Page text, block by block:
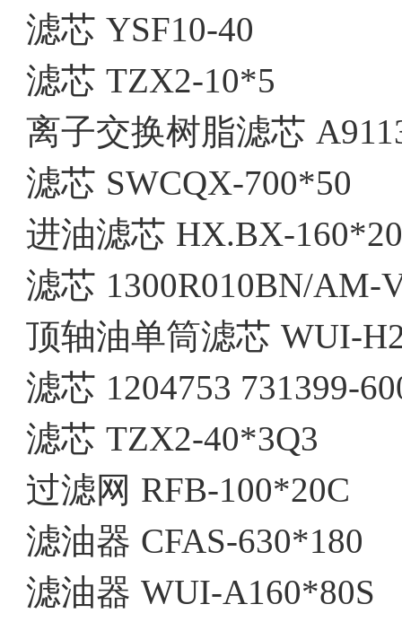
滤芯 YSF10-40
滤芯 TZX2-10*5
离子交换树脂滤芯
滤芯 SWCQX-700*50
进油滤芯 HX.BX-
滤芯 1300R010BN/AM-
顶轴油单筒滤芯 WUI-
滤芯 1204753 731399-
滤芯 TZX2-40*3Q3
过滤网 RFB-100*20C
滤油器 CFAS-630*180
滤油器 WUI-A160*80S